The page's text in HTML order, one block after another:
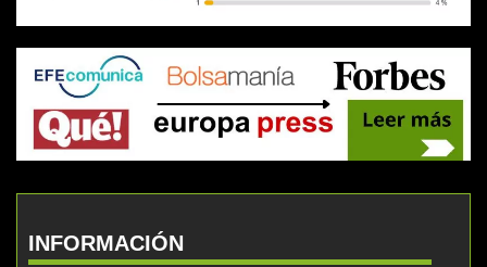
INFORMACIÓN